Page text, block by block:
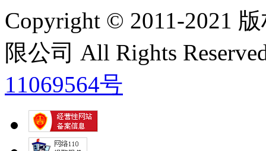
Copyright © 2011-2021
限公司 All Rights
11069564号